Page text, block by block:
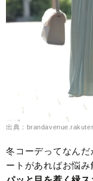
出典：
冬コーデってなん
ートがあればお悩